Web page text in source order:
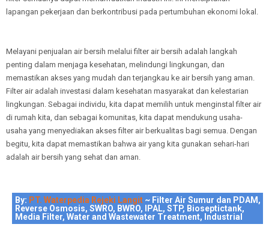
lapangan pekerjaan dan berkontribusi pada pertumbuhan ekonomi lokal.
Melayani penjualan air bersih melalui filter air bersih adalah langkah
penting dalam menjaga kesehatan, melindungi lingkungan, dan
memastikan akses yang mudah dan terjangkau ke air bersih yang aman.
Filter air adalah investasi dalam kesehatan masyarakat dan kelestarian
lingkungan. Sebagai individu, kita dapat memilih untuk menginstal filter air
di rumah kita, dan sebagai komunitas, kita dapat mendukung usaha-
usaha yang menyediakan akses filter air berkualitas bagi semua. Dengan
begitu, kita dapat memastikan bahwa air yang kita gunakan sehari-hari
adalah air bersih yang sehat dan aman.
By: PT. Waterpedia Rejeki Langit ~ Filter Air Sumur dan PDAM,
Reverse Osmosis, SWRO, BWRO, IPAL, STP, Bioseptictank,
Media Filter, Water and Wastewater Treatment, Industrial